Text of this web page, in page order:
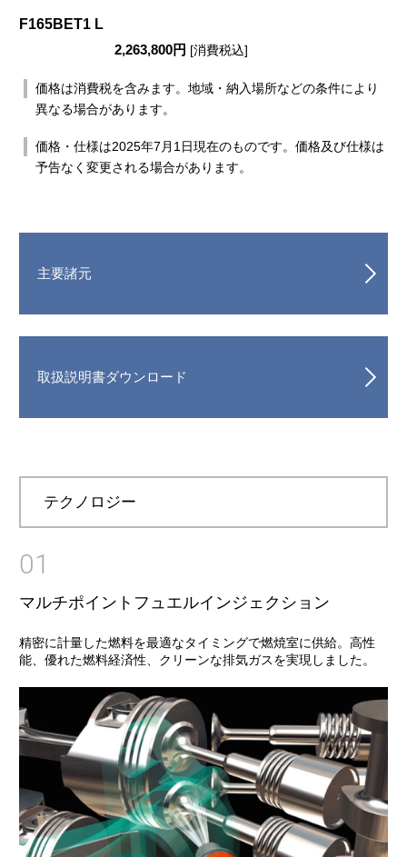
F165BET1 L
2,263,800円 [消費税込]
価格は消費税を含みます。地域・納入場所などの条件により
異なる場合があります。
価格・仕様は2025年7月1日現在のものです。価格及び仕様は
予告なく変更される場合があります。
主要諸元
取扱説明書ダウンロード
テクノロジー
01
マルチポイントフュエルインジェクション
精密に計量した燃料を最適なタイミングで燃焼室に供給。高性
能、優れた燃料経済性、クリーンな排気ガスを実現しました。